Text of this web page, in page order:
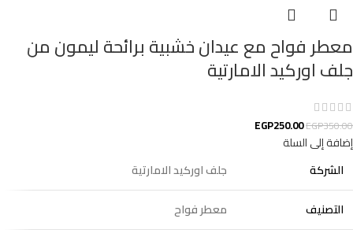
معطر فواح مع عيدان خشبية برائحة ليمون من
جلف اوركيد الامارتية
EGP350.00
EGP250.00
إضافة إلى السلة
الشركة
جلف اوركيد الامارتية
التصنيف
معطر فواح